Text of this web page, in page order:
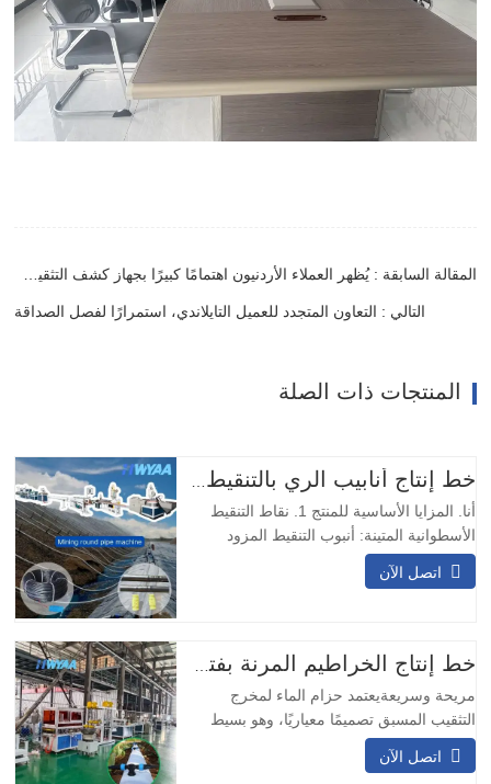
المقالة السابقة : يُظهر العملاء الأردنيون اهتمامًا كبيرًا بجهاز كشف التثقيب الشريطي لخط إنتاج شريط الري بالتنقيط
التالي : التعاون المتجدد للعميل التايلاندي، استمرارًا لفصل الصداقة
المنتجات ذات الصلة
خط إنتاج أنابيب الري بالتنقيط مع نقاط تقطير أسطوانية دائرية معوضة للضغط من HWYAA
أنا. المزايا الأساسية للمنتج 1. نقاط التنقيط
الأسطوانية المتينة: أنبوب التنقيط المزود
بمُنفث دائري مدمج مزود بنقاط تنقيط مقاومة
للتآكل والصدمات، لا حاجة لتعديل الاتجاه،
التصميم ذو المدخلين والمخرجين التشغيل
المستمر…
اتصل الآن
خط إنتاج الخراطيم المرنة بفتحة التخريم المسبق
مريحة وسريعةيعتمد حزام الماء لمخرج
التثقيب المسبق تصميمًا معياريًا، وهو بسيط
ومريح في التركيب. لا يتطلب اللحام في
الموقع ويمكن تركيبه بسرعة.وسائل النقل
اتصل الآن